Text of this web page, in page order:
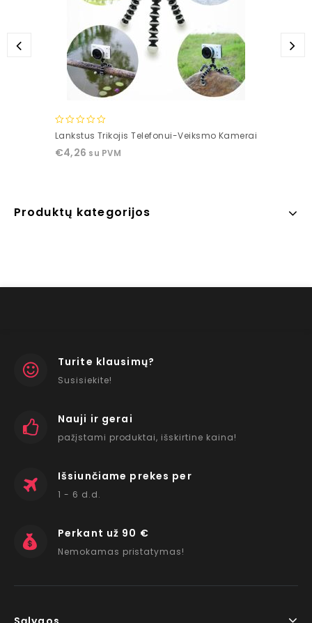
0
of
Lankstus Trikojis Telefonui-Veiksmo Kamerai
€4,26 su PVM
Produktų kategorijos
Turite klausimų?
Susisiekite!
Nauji ir gerai
pažįstami produktai, išskirtine kaina!
Išsiunčiame prekes per
1 - 6 d.d.
Perkant už 90 €
Nemokamas pristatymas!